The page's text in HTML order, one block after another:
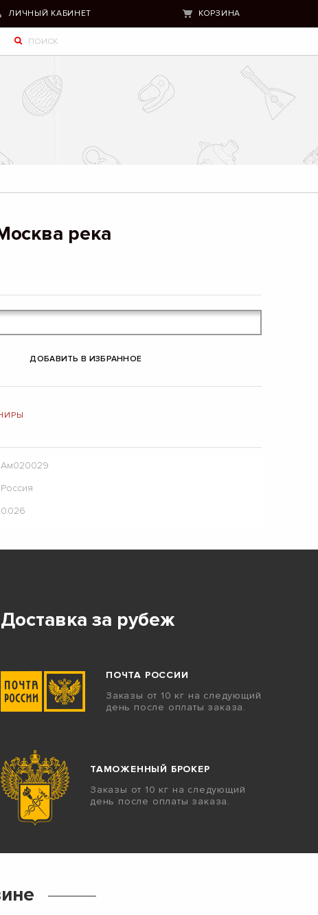
ЛИЧНЫЙ КАБИНЕТ КОРЗИНА
река
ДОБАВИТЬ В ИЗБРАННОЕ
Ам020029
Россия
0.026
Доставка за рубеж
ПОЧТА РОССИИ
Заказы от 10 кг на следующий
день после оплаты заказа.
ТАМОЖЕННЫЙ БРОКЕР
Заказы от 10 кг на следующий
день после оплаты заказа.